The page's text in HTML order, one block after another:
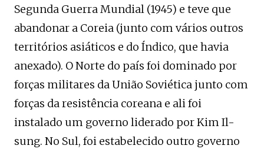
Segunda Guerra Mundial (1945) e teve que
abandonar a Coreia (junto com vários outros
territórios asiáticos e do Índico, que havia
anexado). O Norte do país foi dominado por
forças militares da União Soviética junto com
forças da resistência coreana e ali foi
instalado um governo liderado por Kim Il-
sung. No Sul, foi estabelecido outro governo